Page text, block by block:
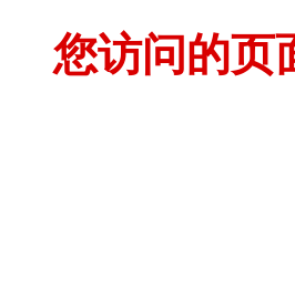
您访问的页